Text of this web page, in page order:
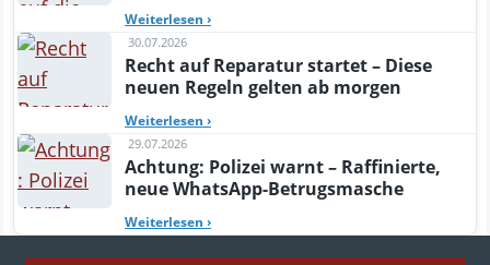
Weiterlesen ›
30.07.2026
Recht auf Reparatur startet – Diese
neuen Regeln gelten ab morgen
Weiterlesen ›
29.07.2026
Achtung: Polizei warnt – Raffinierte,
neue WhatsApp-Betrugsmasche
Weiterlesen ›